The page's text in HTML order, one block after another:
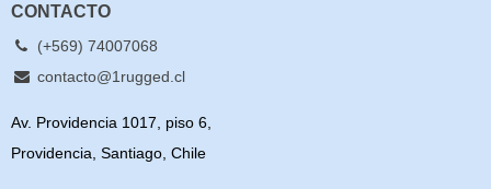
CONTACTO
(+569) 74007068
contacto@1rugged.cl
Av. Providencia 1017, piso 6,
Providencia, Santiago, Chile